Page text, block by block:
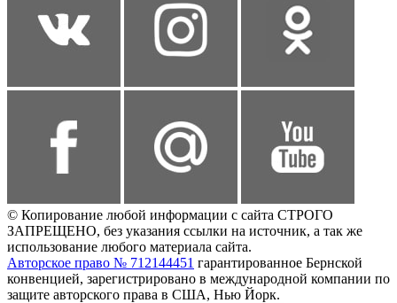
© Копирование любой информации с сайта СТРОГО
ЗАПРЕЩЕНО, без указания ссылки на источник, а так же
использование любого материала сайта.
Авторское право № 712144451 гарантированное Бернской
конвенцией, зарегистрировано в международной компании по
защите авторского права в США, Нью Йорк.